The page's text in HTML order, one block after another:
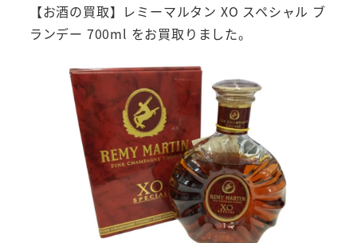
【お酒の買取】レミーマルタン XO スペシャル ブ
ランデー 700ml をお買取りました。